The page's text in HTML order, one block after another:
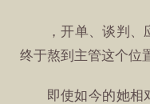
，开单、谈判
终于熬到主管这个位
即使如今的她相